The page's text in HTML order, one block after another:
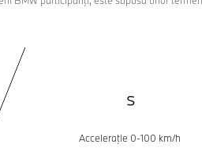
s
Acceleraţie 0-100 km/h